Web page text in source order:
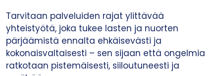
Tarvitaan palveluiden rajat ylittävää
yhteistyötä, joka tukee lasten ja nuorten
pärjäämistä ennalta ehkäisevästi ja
kokonaisvaltaisesti – sen sijaan että ongelmia
ratkotaan pistemäisesti, siiloutuneesti ja